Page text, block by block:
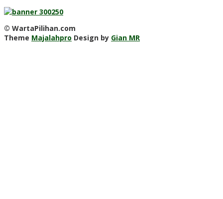
© WartaPilihan.com
Theme Majalahpro Design by Gian MR